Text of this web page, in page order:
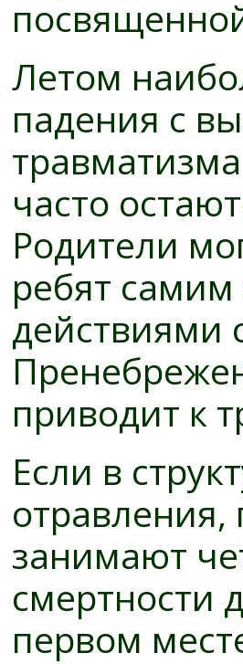
Летом
падения с
часто
Родители
ребят
действиями
приводит к
Если в
отравления,
занимают
смертности
первом